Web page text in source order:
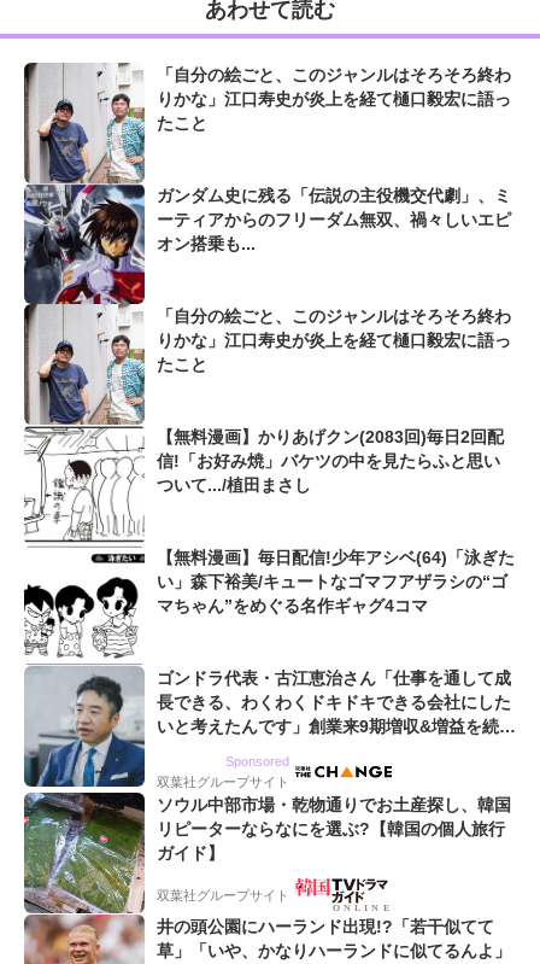
あわせて読む
「自分の絵ごと、このジャンルはそろそろ終わ
りかな」江口寿史が炎上を経て樋口毅宏に語っ
たこと
ガンダム史に残る「伝説の主役機交代劇」、ミ
ーティアからのフリーダム無双、禍々しいエピ
オン搭乗も...
「自分の絵ごと、このジャンルはそろそろ終わ
りかな」江口寿史が炎上を経て樋口毅宏に語っ
たこと
【無料漫画】かりあげクン(2083回)毎日2回配
信!「お好み焼」バケツの中を見たらふと思い
ついて.../植田まさし
【無料漫画】毎日配信!少年アシベ(64)「泳ぎた
い」森下裕美/キュートなゴマフアザラシの“ゴ
マちゃん”をめぐる名作ギャグ4コマ
ゴンドラ代表・古江恵治さん「仕事を通して成
長できる、わくわくドキドキできる会社にした
いと考えたんです」創業来9期増収&増益を続け
Sponsored
双葉社グループサイト
ソウル中部市場・乾物通りでお土産探し、韓国
リピーターならなにを選ぶ?【韓国の個人旅行
ガイド】
双葉社グループサイト
井の頭公園にハーランド出現!?「若干似てて
草」「いや、かなりハーランドに似てるんよ」